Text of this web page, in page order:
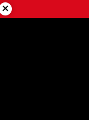
×